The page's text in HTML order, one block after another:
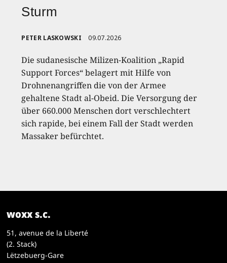
Sturm
PETER LASKOWSKI 09.07.2026
Die sudanesische Milizen-Koalition „Rapid
Support Forces“ belagert mit Hilfe von
Drohnenangriffen die von der Armee
gehaltene Stadt al-Obeid. Die Versorgung der
über 660.000 Menschen dort verschlechtert
sich rapide, bei einem Fall der Stadt werden
Massaker befürchtet.
woxx s.c.
51, avenue de la Liberté
(2. Stack)
Lëtzebuerg-Gare